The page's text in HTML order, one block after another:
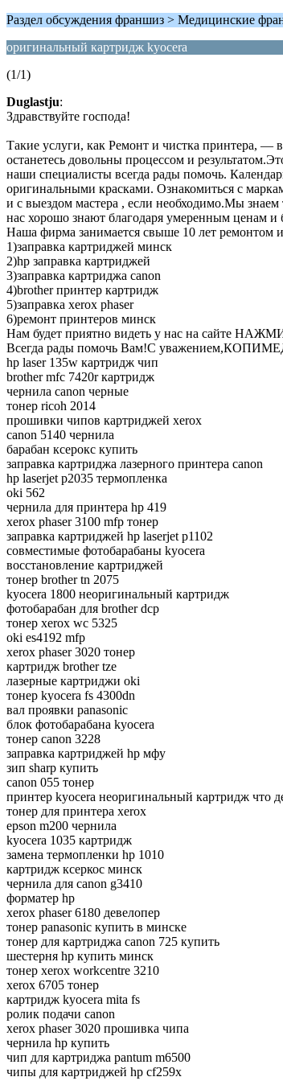
Раздел обсуждения франшиз > Медицинские
оригинальный картридж kyocera
(1/1)
Duglastju:
Здравствуйте господа!
Такие услуги, как Ремонт и чистка принтера, —
останетесь довольны процессом и
наши специалисты всегда рады помочь.
оригинальными красками. Ознакомиться с
и с выездом мастера , если необходимо.Мы
нас хорошо знают благодаря умеренным ценам и
Наша фирма занимается свыше 10 лет ремонтом
1)заправка картриджей минск
2)hp заправка картриджей
3)заправка картриджа canon
4)brother принтер картридж
5)заправка xerox phaser
6)ремонт принтеров минск
Нам будет приятно видеть у нас на сайте
Всегда рады помочь Вам!С
hp laser 135w картридж чип
brother mfc 7420r картридж
чернила canon черные
тонер ricoh 2014
прошивки чипов картриджей xerox
canon 5140 чернила
барабан ксерокс купить
заправка картриджа лазерного принтера canon
hp laserjet p2035 термопленка
oki 562
чернила для принтера hp 419
xerox phaser 3100 mfp тонер
заправка картриджей hp laserjet p1102
совместимые фотобарабаны kyocera
восстановление картриджей
тонер brother tn 2075
kyocera 1800 неоригинальный картридж
фотобарабан для brother dcp
тонер xerox wc 5325
oki es4192 mfp
xerox phaser 3020 тонер
картридж brother tze
лазерные картриджи oki
тонер kyocera fs 4300dn
вал проявки panasonic
блок фотобарабана kyocera
тонер canon 3228
заправка картриджей hp мфу
зип sharp купить
canon 055 тонер
принтер kyocera неоригинальный картридж что
тонер для принтера xerox
epson m200 чернила
kyocera 1035 картридж
замена термопленки hp 1010
картридж ксеркос минск
чернила для canon g3410
форматер hp
xerox phaser 6180 девелопер
тонер panasonic купить в минске
тонер для картриджа canon 725 купить
шестерня hp купить минск
тонер xerox workcentre 3210
xerox 6705 тонер
картридж kyocera mita fs
ролик подачи canon
xerox phaser 3020 прошивка чипа
чернила hp купить
чип для картриджа pantum m6500
чипы для картриджей hp cf259x